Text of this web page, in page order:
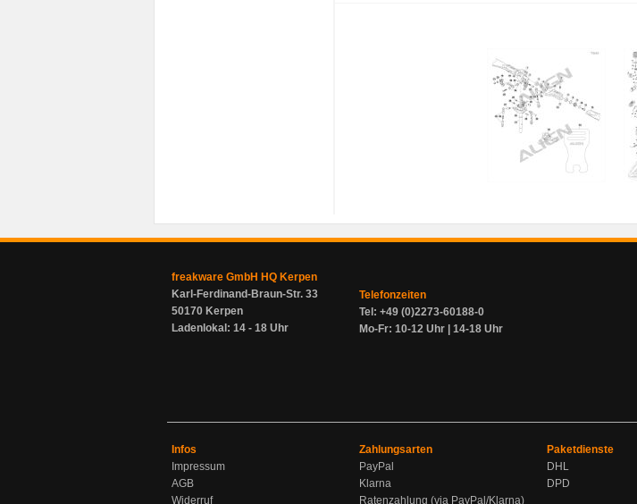
freakware GmbH HQ Kerpen
Karl-Ferdinand-Braun-Str. 33
50170 Kerpen
Ladenlokal: 14 - 18 Uhr
Telefonzeiten
Tel: +49 (0)2273-60188-0
Mo-Fr: 10-12 Uhr | 14-18 Uhr
Infos
Impressum
AGB
Widerruf
Zahlungsarten
PayPal
Klarna
Ratenzahlung (via PayPal/Klarna)
Paketdienste
DHL
DPD